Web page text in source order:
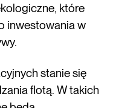
które
inwestowania w
stanie się
flotą. W takich